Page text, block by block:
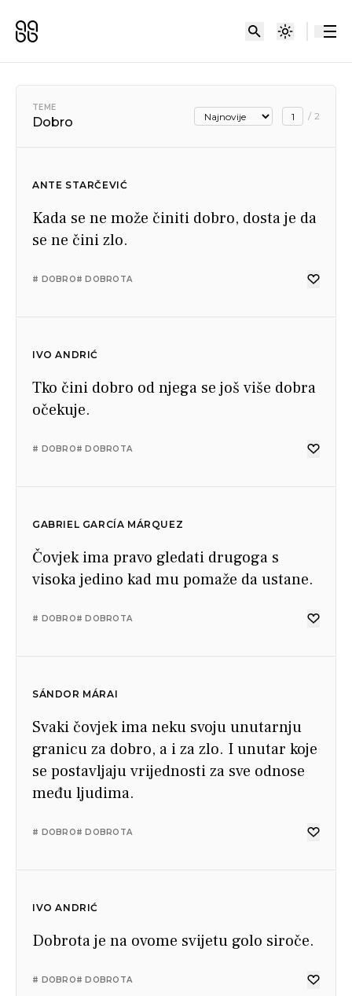
TEME
Dobro / 2
ANTE STARČEVIĆ
Kada se ne može činiti dobro, dosta je da
se ne čini zlo.
# DOBRO# DOBROTA
IVO ANDRIĆ
Tko čini dobro od njega se još više dobra
očekuje.
# DOBRO# DOBROTA
GABRIEL GARCÍA MÁRQUEZ
Čovjek ima pravo gledati drugoga s
visoka jedino kad mu pomaže da ustane.
# DOBRO# DOBROTA
SÁNDOR MÁRAI
Svaki čovjek ima neku svoju unutarnju
granicu za dobro, a i za zlo. I unutar koje
se postavljaju vrijednosti za sve odnose
među ljudima.
# DOBRO# DOBROTA
IVO ANDRIĆ
Dobrota je na ovome svijetu golo siroče.
# DOBRO# DOBROTA